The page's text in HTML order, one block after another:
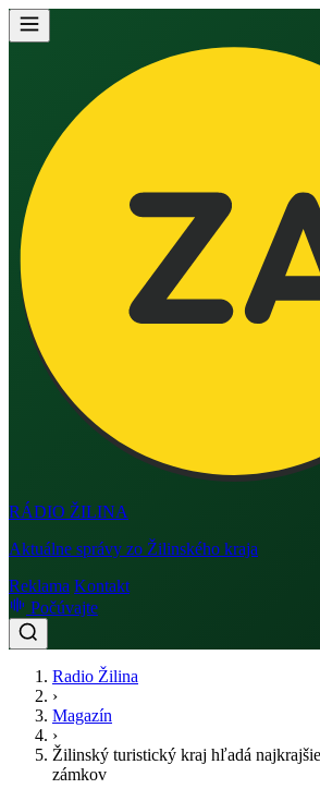
RÁDIO ŽILINA
Aktuálne správy zo Žilinského kraja
Reklama Kontakt
Počúvajte
Radio Žilina
›
Magazín
›
Žilinský turistický kraj hľadá
zámkov